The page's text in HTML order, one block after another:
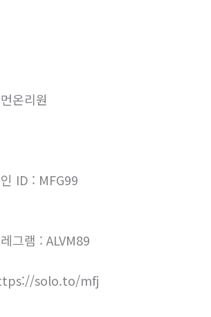
온리원
ID : MFG99
그램 : ALVM89
solo.to/mfj